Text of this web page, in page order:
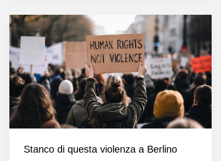
E
CREATOR
RESPONSABILI
COMMENTI?
Stanco di questa violenza a Berlino